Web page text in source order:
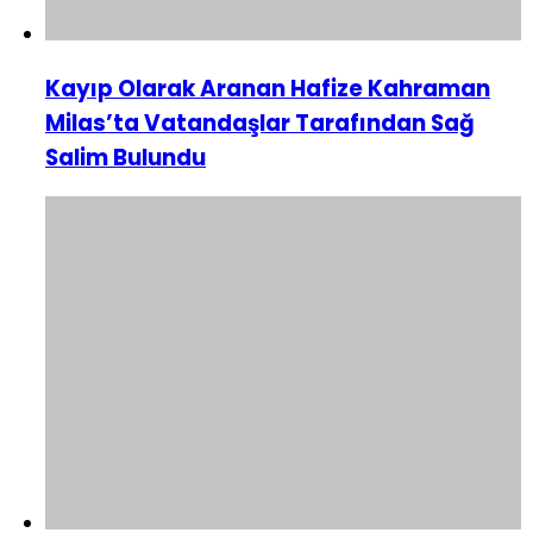
Kayıp Olarak Aranan Hafize Kahraman
Milas’ta Vatandaşlar Tarafından Sağ
Salim Bulundu